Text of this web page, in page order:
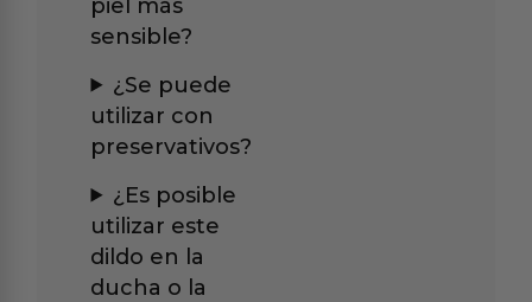
piel más
sensible?
¿Se puede
utilizar con
preservativos?
¿Es posible
utilizar este
dildo en la
ducha o la